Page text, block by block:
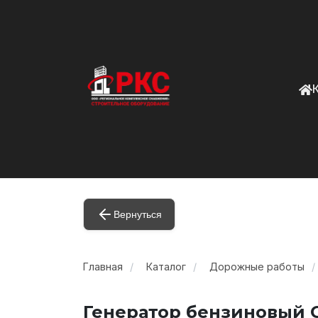
Вернуться
Главная Каталог Дорожные работы
Генератор бензиновый